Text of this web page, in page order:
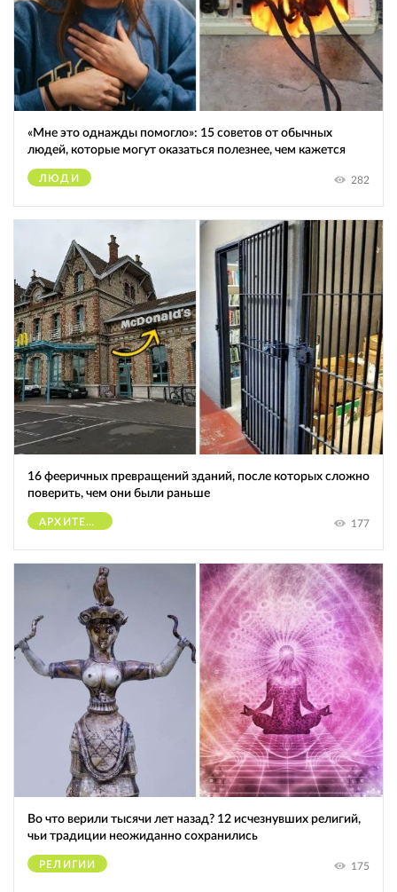
«Мне это однажды помогло»: 15 советов от обычных
людей, которые могут оказаться полезнее, чем кажется
ЛЮДИ 282
16 фееричных превращений зданий, после которых сложно
поверить, чем они были раньше
АРХИТЕКТУРА 177
Во что верили тысячи лет назад? 12 исчезнувших религий,
чьи традиции неожиданно сохранились
РЕЛИГИИ 175